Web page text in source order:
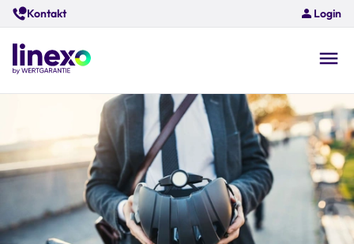
Skip
to
main
content
Kontakt Login